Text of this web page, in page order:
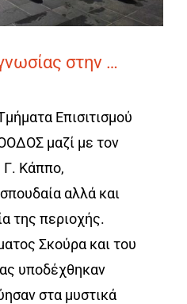
στην …
Επισιτισμού
μαζί με τον
Γ. Κάππο,
αλλά και
της περιοχής.
Σκούρα και του
υποδέχθηκαν
στα μυστικά